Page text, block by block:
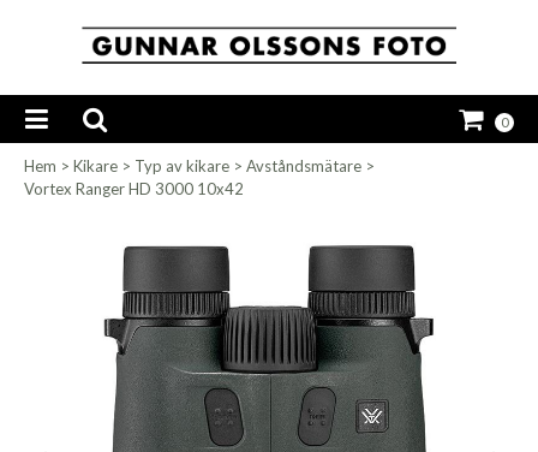
0
Hem > Kikare > Typ av kikare > Avståndsmätare >
Vortex Ranger HD 3000 10x42